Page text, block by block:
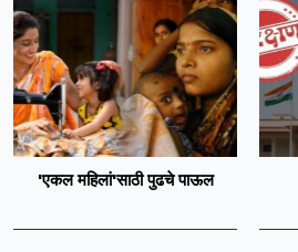
'एकल महिलां'साठी पुढचे पाऊल